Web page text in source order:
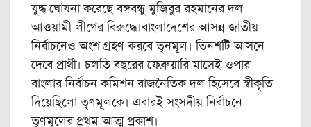
যুদ্ধ ঘোষনা করেছে বঙ্গবন্ধু মুজিবুর রহমানের দল
আওয়ামী লীগের বিরুদ্ধে।বাংলাদেশের আসন্ন জাতীয়
নির্বাচনেও অংশ গ্রহণ করবে তৃনমূল। তিনশটি আসনে
দেবে প্রার্থী। চলতি বছরের ফেব্রুয়ারি মাসেই ওপার
বাংলার নির্বাচন কমিশন রাজনৈতিক দল হিসেবে স্বীকৃতি
দিয়েছিলো তৃণমূলকে। এবারই সংসদীয় নির্বাচনে
তৃণমূলের প্রথম আত্ম প্রকাশ।